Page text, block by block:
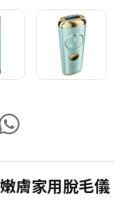
膚家用脫毛儀